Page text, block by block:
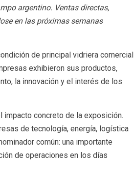
argentino. Ventas directas,
en las próximas semanas
de principal vidriera comercial
exhibieron sus productos,
la innovación y el interés de los
concreto de la exposición.
de tecnología, energía, logística
común: una importante
de operaciones en los días